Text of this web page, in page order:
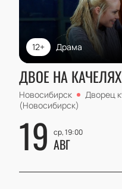
Драма
12+
ДВОЕ НА КАЧЕЛЯХ
Новосибирск
Дворец
(Новосибирск)
19 ср, 19:00
АВГ